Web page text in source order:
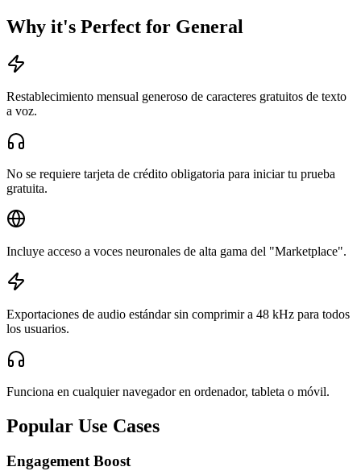
Why it's Perfect for General
Restablecimiento mensual generoso de caracteres gratuitos de texto
a voz.
No se requiere tarjeta de crédito obligatoria para iniciar tu prueba
gratuita.
Incluye acceso a voces neuronales de alta gama del "Marketplace".
Exportaciones de audio estándar sin comprimir a 48 kHz para todos
los usuarios.
Funciona en cualquier navegador en ordenador, tableta o móvil.
Popular Use Cases
Engagement Boost